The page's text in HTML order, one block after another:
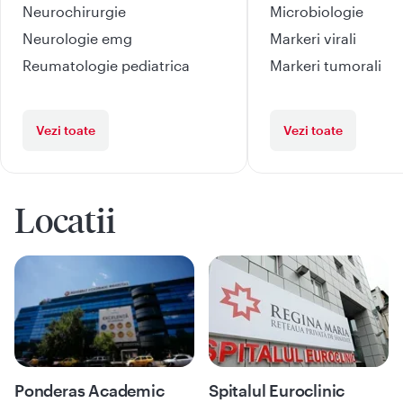
Neurochirurgie
Neurologie emg
Reumatologie pediatrica
Vezi toate
Microbiologie
Markeri virali
Markeri tumorali
Vezi toate
Locatii
Ponderas Academic
Spitalul Euroclinic